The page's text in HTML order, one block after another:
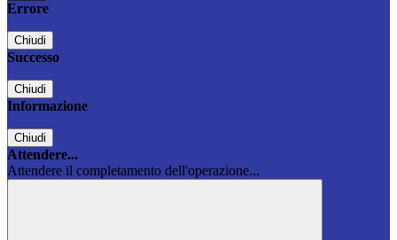
Errore
Chiudi
Successo
Chiudi
Informazione
Chiudi
Attendere...
Attendere il completamento dell'operazione...